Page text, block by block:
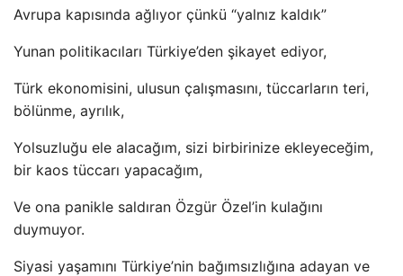
Avrupa kapısında ağlıyor çünkü “yalnız kaldık”
Yunan politikacıları Türkiye’den şikayet ediyor,
Türk ekonomisini, ulusun çalışmasını, tüccarların teri,
bölünme, ayrılık,
Yolsuzluğu ele alacağım, sizi birbirinize ekleyeceğim,
bir kaos tüccarı yapacağım,
Ve ona panikle saldıran Özgür Özel’in kulağını
duymuyor.
Siyasi yaşamını Türkiye’nin bağımsızlığına adayan ve